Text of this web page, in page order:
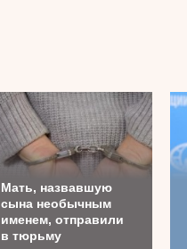
Мать, назвавшую
сына необычным
именем, отправили
в тюрьму